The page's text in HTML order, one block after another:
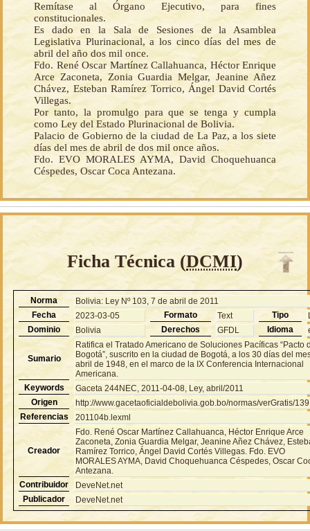
Remítase al Órgano Ejecutivo, para fines
constitucionales.
Es dado en la Sala de Sesiones de la Asamblea
Legislativa Plurinacional, a los cinco días del mes de
abril del año dos mil once.
Fdo. René Oscar Martínez Callahuanca, Héctor Enrique
Arce Zaconeta, Zonia Guardia Melgar, Jeanine Añez
Chávez, Esteban Ramírez Torrico, Ángel David Cortés
Villegas.
Por tanto, la promulgo para que se tenga y cumpla
como Ley del Estado Plurinacional de Bolivia.
Palacio de Gobierno de la ciudad de La Paz, a los siete
días del mes de abril de dos mil once años.
Fdo. EVO MORALES AYMA, David Choquehuanca
Céspedes, Oscar Coca Antezana.
Ficha Técnica (DCMI)
Norma
Bolivia: Ley Nº 103, 7 de abril de 2011
Fecha
2023-03-05 Formato Text Tipo
Dominio
Bolivia Derechos GFDL Idioma
Sumario
Ratifica el Tratado Americano de Soluciones Pacíficas “Pacto
Bogotá”, suscrito en la ciudad de Bogotá, a los 30 días del
abril de 1948, en el marco de la IX Conferencia Internacional
Americana.
Keywords
Gaceta 244NEC, 2011-04-08, Ley, abril/2011
Origen
http://www.gacetaoficialdebolivia.gob.bo/normas/verGratis/
Referencias
201104b.lexml
Creador
Fdo. René Oscar Martínez Callahuanca, Héctor Enrique Arce
Zaconeta, Zonia Guardia Melgar, Jeanine Añez Chávez,
Ramírez Torrico, Ángel David Cortés Villegas. Fdo. EVO
MORALES AYMA, David Choquehuanca Céspedes, Oscar
Antezana.
Contribuidor
DeveNet.net
Publicador
DeveNet.net